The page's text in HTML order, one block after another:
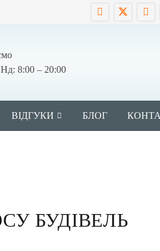
8:00 – 20:00
ВІДГУКИ БЛОГ
БУДІВЕЛЬ